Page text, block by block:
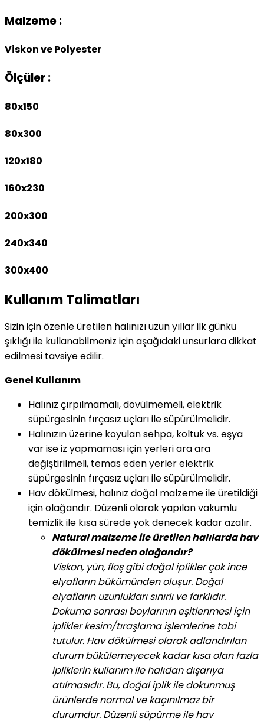
Malzeme :
Viskon ve Polyester
Ölçüler :
80x150
80x300
120x180
160x230
200x300
240x340
300x400
Kullanım Talimatları
Sizin için özenle üretilen halınızı uzun yıllar ilk günkü
şıklığı ile kullanabilmeniz için aşağıdaki unsurlara dikkat
edilmesi tavsiye edilir.
Genel Kullanım
Halınız çırpılmamalı, dövülmemeli, elektrik
süpürgesinin fırçasız uçları ile süpürülmelidir.
Halınızın üzerine koyulan sehpa, koltuk vs. eşya
var ise iz yapmaması için yerleri ara ara
değiştirilmeli, temas eden yerler elektrik
süpürgesinin fırçasız uçları ile süpürülmelidir.
Hav dökülmesi, halınız doğal malzeme ile üretildiği
için olağandır. Düzenli olarak yapılan vakumlu
temizlik ile kısa sürede yok denecek kadar azalır.
Natural malzeme ile üretilen halılarda hav
dökülmesi neden olağandır?
Viskon, yün, floş gibi doğal iplikler çok ince
elyafların bükümünden oluşur. Doğal
elyafların uzunlukları sınırlı ve farklıdır.
Dokuma sonrası boylarının eşitlenmesi için
iplikler kesim/tıraşlama işlemlerine tabi
tutulur. Hav dökülmesi olarak adlandırılan
durum bükülemeyecek kadar kısa olan fazla
ipliklerin kullanım ile halıdan dışarıya
atılmasıdır. Bu, doğal iplik ile dokunmuş
ürünlerde normal ve kaçınılmaz bir
durumdur. Düzenli süpürme ile hav